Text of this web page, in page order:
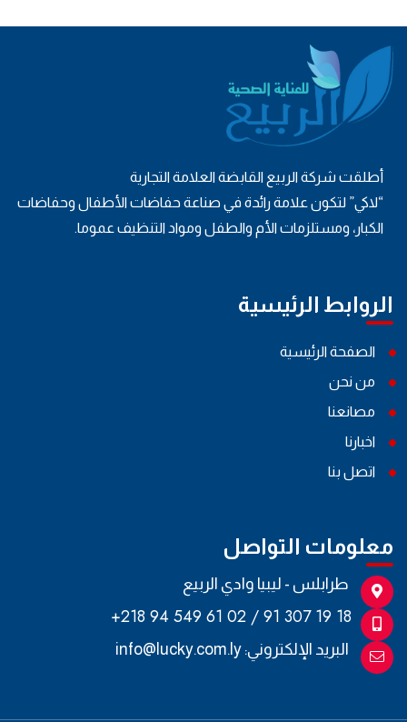
أطلقت شركة الربيع القابضة العلامة التجارية
“لاكي” لتكون علامة رائدة في صناعة حفاضات الأطفال وحفاضات
الكبار، ومستلزمات الأم والطفل ومواد التنظيف عموما.
الروابط الرئيسية
الصفحة الرئيسية
من نحن
مصانعنا
اخبارنا
اتصل بنا
معلومات التواصل
طرابلس - ليبيا وادي الربيع
+218 94 549 61 02 / 91 307 19 18
البريد الإلكتروني: info@lucky.com.ly